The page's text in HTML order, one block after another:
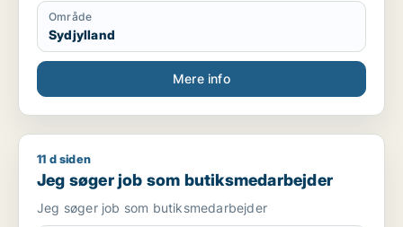
loading and unloading goods, route planning, and
respecting delivery schedules.
I speak and write English, but I do not speak Danish. I
live in Rødekro and I am looking for a full-time driver
position in Southern Denmark.
Område
Sydjylland
Mere info
Jeg søger job som butiksmedarbejder
11 d siden
Jeg søger job som butiksmedarbejder
Jeg søger job som butiksmedarbejder